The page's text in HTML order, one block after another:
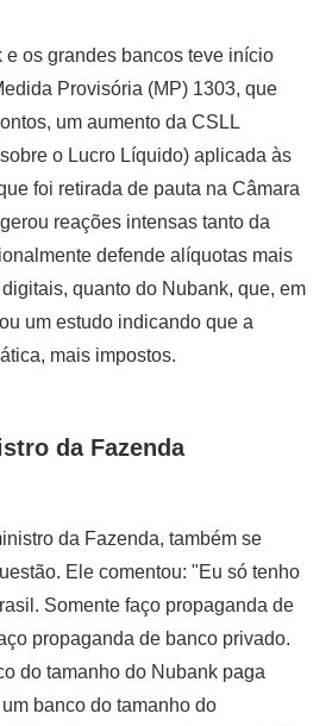
e os grandes bancos teve início
Provisória (MP) 1303, que
um aumento da CSLL
o Lucro Líquido) aplicada às
foi retirada de pauta na Câmara
reações intensas tanto da
defende alíquotas mais
quanto do Nubank, que, em
um estudo indicando que a
mais impostos.
da Fazenda
da Fazenda, também se
Ele comentou: "Eu só tenho
Somente faço propaganda de
propaganda de banco privado.
do tamanho do Nubank paga
banco do tamanho do